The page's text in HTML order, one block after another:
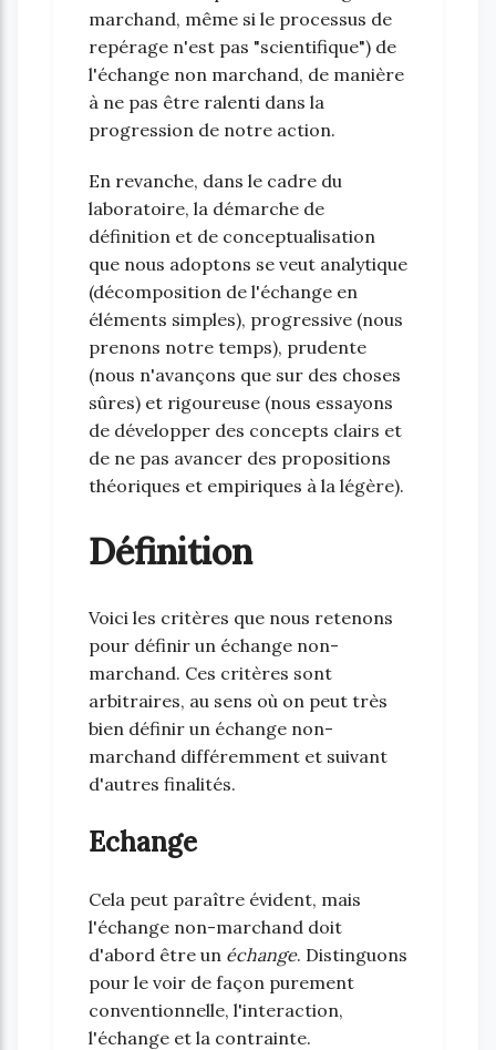
marchand, même si le processus de
repérage n'est pas "scientifique") de
l'échange non marchand, de manière
à ne pas être ralenti dans la
progression de notre action.
En revanche, dans le cadre du
laboratoire, la démarche de
définition et de conceptualisation
que nous adoptons se veut analytique
(décomposition de l'échange en
éléments simples), progressive (nous
prenons notre temps), prudente
(nous n'avançons que sur des choses
sûres) et rigoureuse (nous essayons
de développer des concepts clairs et
de ne pas avancer des propositions
théoriques et empiriques à la légère).
Définition
Voici les critères que nous retenons
pour définir un échange non-
marchand. Ces critères sont
arbitraires, au sens où on peut très
bien définir un échange non-
marchand différemment et suivant
d'autres finalités.
Echange
Cela peut paraître évident, mais
l'échange non-marchand doit
d'abord être un échange. Distinguons
pour le voir de façon purement
conventionnelle, l'interaction,
l'échange et la contrainte.